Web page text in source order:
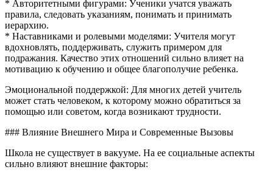
* Авторитетными фигурами: Ученики учатся уважать
правила, следовать указаниям, понимать и принимать
иерархию.
* Наставниками и ролевыми моделями: Учителя могут
вдохновлять, поддерживать, служить примером для
подражания. Качество этих отношений сильно влияет на
мотивацию к обучению и общее благополучие ребенка.
Эмоциональной поддержкой: Для многих детей учитель
может стать человеком, к которому можно обратиться за
помощью или советом, когда возникают трудности.
### Влияние Внешнего Мира и Современные Вызовы
Школа не существует в вакууме. На ее социальные аспекты
сильно влияют внешние факторы: